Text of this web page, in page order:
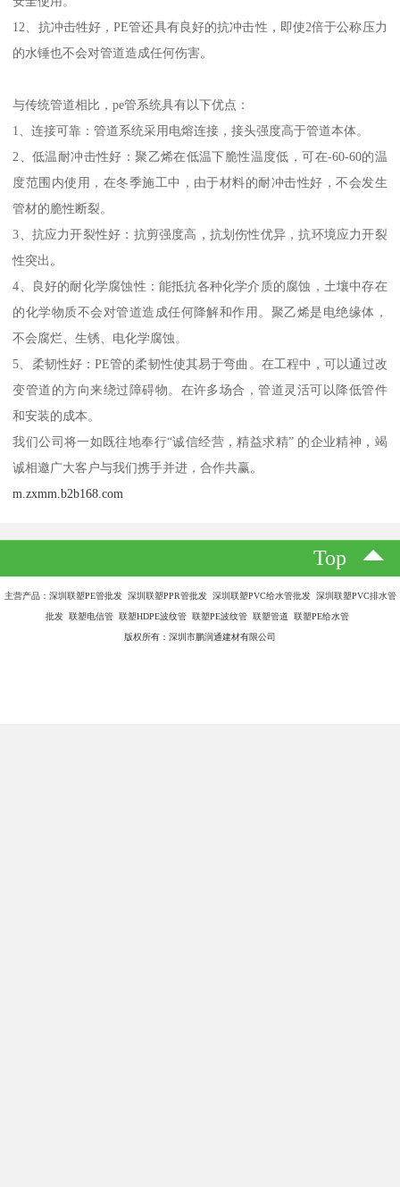
12、抗冲击牲好，PE管还具有良好的抗冲击性，即使2倍于公称压力
的水锤也不会对管道造成任何伤害。
与传统管道相比，pe管系统具有以下优点：
1、连接可靠：管道系统采用电熔连接，接头强度高于管道本体。
2、低温耐冲击性好：聚乙烯在低温下脆性温度低，可在-60-60的温
度范围内使用，在冬季施工中，由于材料的耐冲击性好，不会发生
管材的脆性断裂。
3、抗应力开裂性好：抗剪强度高，抗划伤性优异，抗环境应力开裂
性突出。
4、良好的耐化学腐蚀性：能抵抗各种化学介质的腐蚀，土壤中存在
的化学物质不会对管道造成任何降解和作用。聚乙烯是电绝缘体，
不会腐烂、生锈、电化学腐蚀。
5、柔韧性好：PE管的柔韧性使其易于弯曲。在工程中，可以通过改
变管道的方向来绕过障碍物。在许多场合，管道灵活可以降低管件
和安装的成本。
我们公司将一如既往地奉行“诚信经营，精益求精” 的企业精神，竭
诚相邀广大客户与我们携手并进，合作共赢。
m.zxmm.b2b168.com
Top
主营产品：深圳联塑PE管批发 深圳联塑PPR管批发 深圳联塑PVC给水管批发 深圳联塑PVC排水管
批发 联塑电信管 联塑HDPE波纹管 联塑PE波纹管 联塑管道 联塑PE给水管
版权所有：深圳市鹏润通建材有限公司